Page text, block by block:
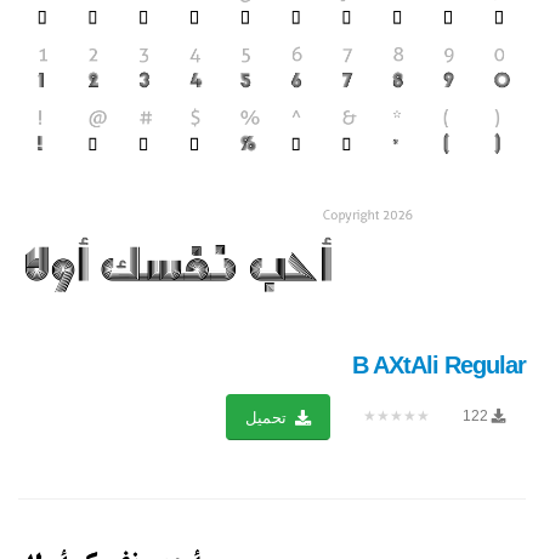
B AXtAli Regular
122
★★★★★ تحميل